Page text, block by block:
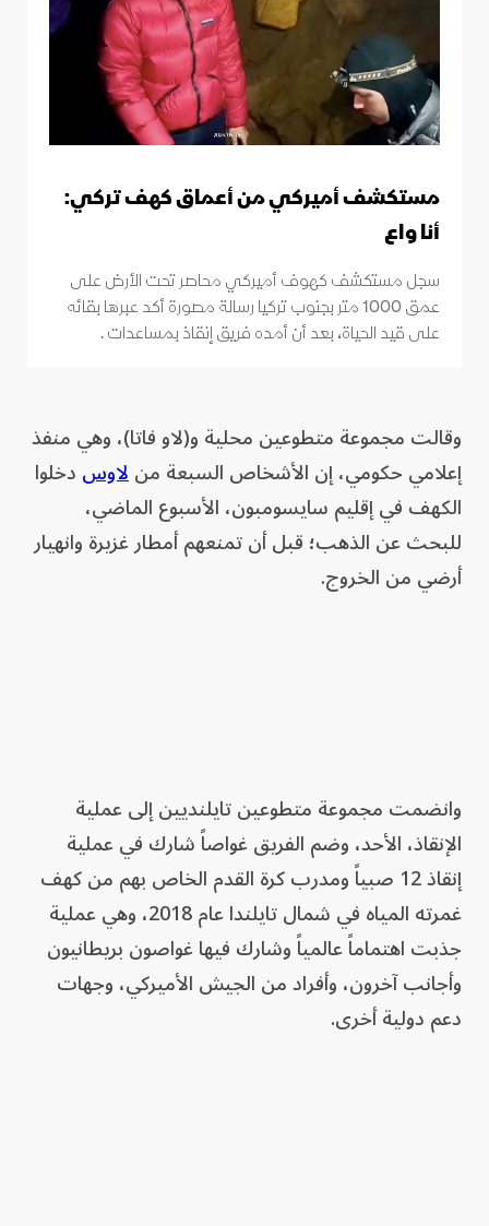
مستكشف أميركي من أعماق كهف تركي:
أنا واع
سجل مستكشف كهوف أميركي محاصر تحت الأرض على
عمق 1000 متر بجنوب تركيا رسالة مصورة أكد عبرها بقائه
على قيد الحياة، بعد أن أمده فريق إنقاذ بمساعدات .
وقالت مجموعة متطوعين محلية و(لاو فاتا)، وهي ‌منفذ
إعلامي حكومي، إن الأشخاص السبعة من ​لاوسدخلوا
الكهف في إقليم سايسومبون، الأسبوع ⁠الماضي،
للبحث عن الذهب؛ ​قبل أن تمنعهم أمطار ⁠غزيرة ‌وانهيار
أرضي من الخروج.
وانضمت مجموعة متطوعين تايلنديين إلى عملية
الإنقاذ، الأحد، وضم الفريق غواصاً شارك في ‌عملية
إنقاذ 12 صبياً ومدرب كرة القدم الخاص بهم من كهف
غمرته المياه في شمال تايلندا عام 2018، وهي عملية ​
جذبت اهتماماً عالمياً وشارك فيها غواصون بريطانيون
وأجانب آخرون، وأفراد من الجيش الأميركي، وجهات
دعم دولية أخرى.